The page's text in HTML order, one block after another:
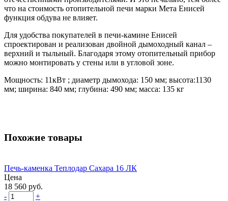
что на стоимость отопительной печи марки Мета Енисей
функция обдува не влияет.
Для удобства покупателей в печи-камине Енисей
спроектирован и реализован двойной дымоходный канал –
верхний и тыльный. Благодаря этому отопительный прибор
можно монтировать у стены или в угловой зоне.
Мощность: 11кВт ; диаметр дымохода: 150 мм; высота:1130
мм; ширина: 840 мм; глубина: 490 мм; масса: 135 кг
Похожие товары
Печь-каменка Теплодар Сахара 16 ЛК
Цена
18 560 руб.
-
+